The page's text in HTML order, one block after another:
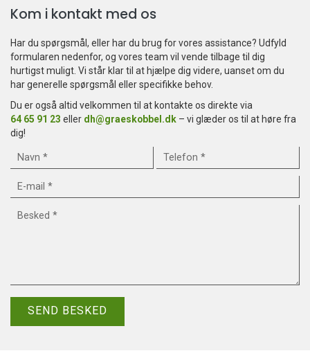
Kom i kontakt med os
Har du spørgsmål, eller har du brug for vores assistance? Udfyld
formularen nedenfor, og vores team vil vende tilbage til dig
hurtigst muligt. Vi står klar til at hjælpe dig videre, uanset om du
har generelle spørgsmål eller specifikke behov.
Du er også altid velkommen til at kontakte os direkte via
64 65 91 23 eller dh@graeskobbel.dk – vi glæder os til at høre fra
dig!